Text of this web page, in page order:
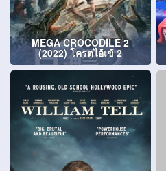
MEGA CROCODILE 2
(2022) โครตไอ้เข้ 2